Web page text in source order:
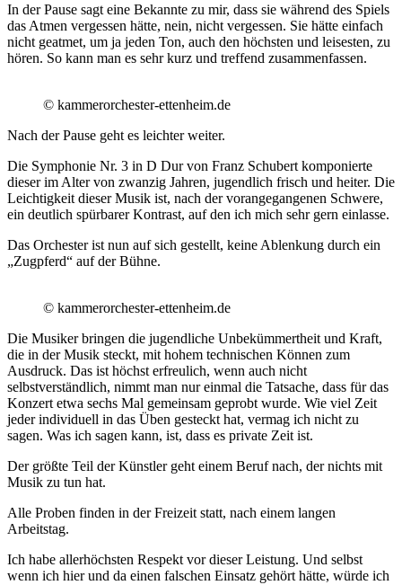
In der Pause sagt eine Bekannte zu mir, dass sie während des Spiels
das Atmen vergessen hätte, nein, nicht vergessen. Sie hätte einfach
nicht geatmet, um ja jeden Ton, auch den höchsten und leisesten, zu
hören. So kann man es sehr kurz und treffend zusammenfassen.
© kammerorchester-ettenheim.de
Nach der Pause geht es leichter weiter.
Die Symphonie Nr. 3 in D Dur von Franz Schubert komponierte
dieser im Alter von zwanzig Jahren, jugendlich frisch und heiter. Die
Leichtigkeit dieser Musik ist, nach der vorangegangenen Schwere,
ein deutlich spürbarer Kontrast, auf den ich mich sehr gern einlasse.
Das Orchester ist nun auf sich gestellt, keine Ablenkung durch ein
„Zugpferd“ auf der Bühne.
© kammerorchester-ettenheim.de
Die Musiker bringen die jugendliche Unbekümmertheit und Kraft,
die in der Musik steckt, mit hohem technischen Können zum
Ausdruck. Das ist höchst erfreulich, wenn auch nicht
selbstverständlich, nimmt man nur einmal die Tatsache, dass für das
Konzert etwa sechs Mal gemeinsam geprobt wurde. Wie viel Zeit
jeder individuell in das Üben gesteckt hat, vermag ich nicht zu
sagen. Was ich sagen kann, ist, dass es private Zeit ist.
Der größte Teil der Künstler geht einem Beruf nach, der nichts mit
Musik zu tun hat.
Alle Proben finden in der Freizeit statt, nach einem langen
Arbeitstag.
Ich habe allerhöchsten Respekt vor dieser Leistung. Und selbst
wenn ich hier und da einen falschen Einsatz gehört hätte, würde ich